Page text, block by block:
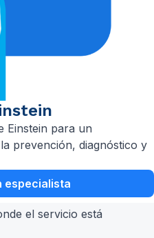
Einstein para un
prevención, diagnóstico y
especialista
el servicio está